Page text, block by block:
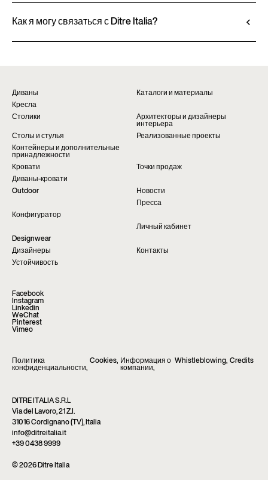
Посмотреть технический паспорт
через авторизованных дилеров, которые
Как я могу связаться с Ditre Italia?
Запросить информацию
Диваны
Каталоги и материалы
Кресла
Столики
Архитекторы и дизайнеры
интерьера
Столы и стулья
Реализованные проекты
Контейнеры и дополнительные
принадлежности
Кровати
Точки продаж
Диваны-кровати
Outdoor
Новости
Пресса
Конфигуратор
Личный кабинет
Designwear
Дизайнеры
Контакты
Устойчивость
Facebook
Instagram
Linkedin
WeChat
Pinterest
Vimeo
Политика
конфиденциальности,
Cookies, Информация о
компании,
Whistleblowing, Credits
DITRE ITALIA S.R.L
Via del Lavoro, 21 Z.I.
31016 Cordignano (TV), Italia
info@ditreitalia.it
+39 0438 9999
© 2026 Ditre Italia